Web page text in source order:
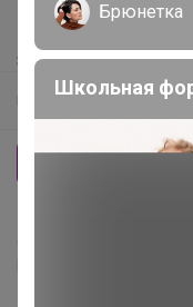
Размер
3 участника считают, что
Размерная сетка
Брюнетка
Школьная